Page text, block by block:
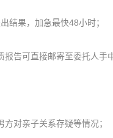
果，加急最快48小时；
可直接邮寄至委托人手中
对亲子关系存疑等情况；